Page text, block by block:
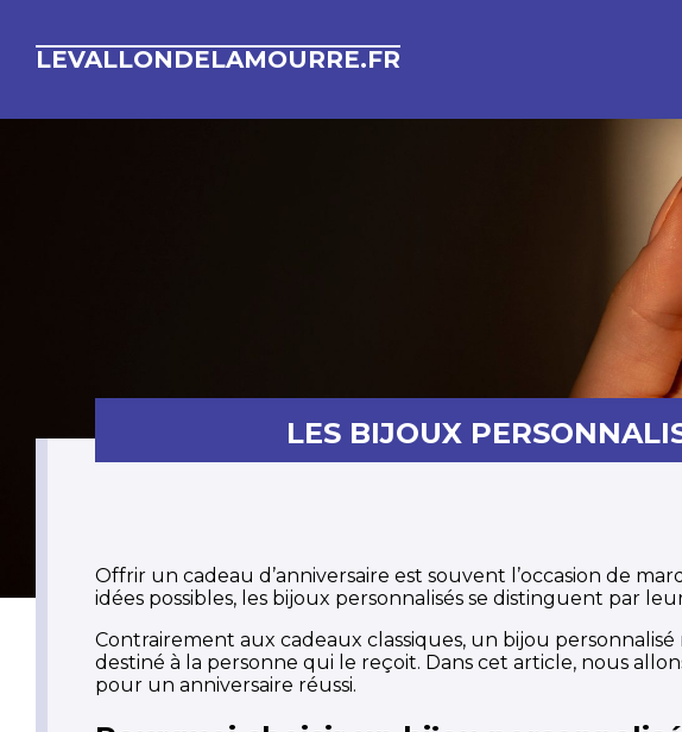
LEVALLONDELAMOURRE.FR
LES BIJOUX
Offrir un cadeau d’anniversaire est souvent l’occasion de
idées possibles, les bijoux personnalisés se distinguent par
Contrairement aux cadeaux classiques, un bijou
destiné à la personne qui le reçoit. Dans cet article, nous
pour un anniversaire réussi.